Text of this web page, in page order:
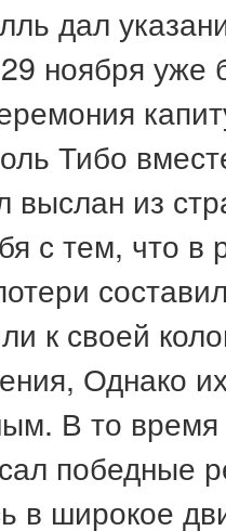
дал
ноября уже
Тибо
выслан из
с тем, что в
к своей
Однако
В то время
победные
в широкое